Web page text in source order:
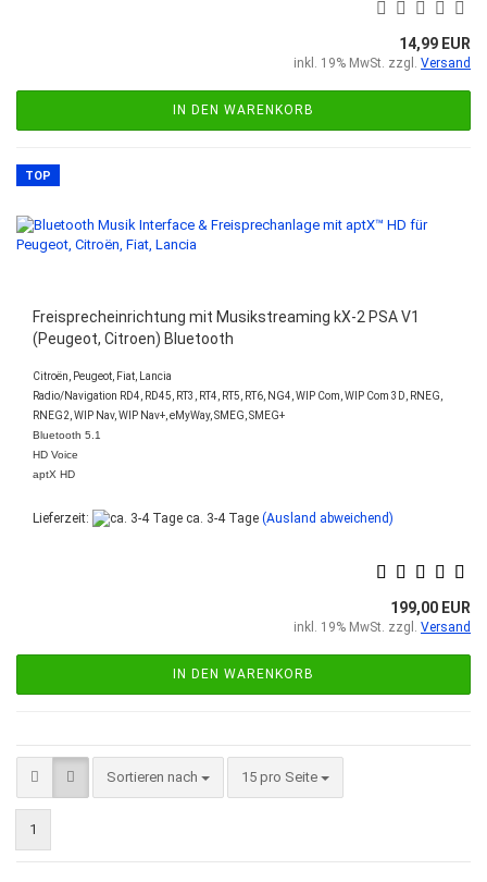
14,99 EUR
inkl. 19% MwSt. zzgl. Versand
IN DEN WARENKORB
TOP
Freisprecheinrichtung mit Musikstreaming kX-2 PSA V1
(Peugeot, Citroen) Bluetooth
Citroën, Peugeot, Fiat, Lancia
Radio/Navigation RD4, RD45, RT3, RT4, RT5, RT6, NG4, WIP Com, WIP Com 3D, RNEG,
RNEG2, WIP Nav, WIP Nav+, eMyWay, SMEG, SMEG+
Bluetooth 5.1
HD Voice
aptX HD
Lieferzeit: ca. 3-4 Tage (Ausland abweichend)
199,00 EUR
inkl. 19% MwSt. zzgl. Versand
IN DEN WARENKORB
Sortieren nach
Sortieren nach 15 pro Seite
pro Seite
1